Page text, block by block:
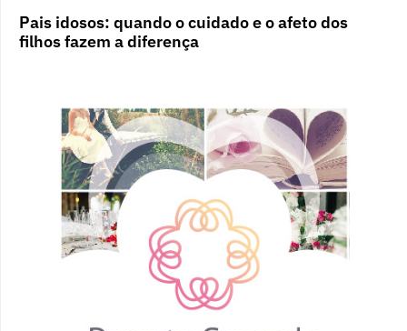
Pais idosos: quando o cuidado e o afeto dos
filhos fazem a diferença